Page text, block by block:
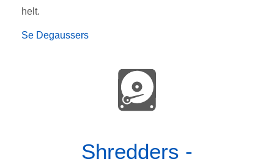
helt.
Se Degaussers
Shredders -